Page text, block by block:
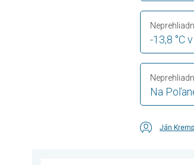
-13,8 °C
Na
Ján